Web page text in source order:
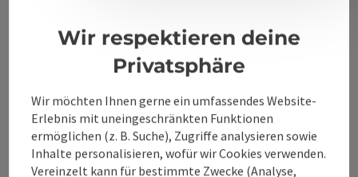
Alpenland Tourismus GmbH
4580 Windischgarsten
+43 50 360 360 360
Wir respektieren deine
Privatsphäre
Wir möchten Ihnen gerne ein umfassendes Website-
Erlebnis mit uneingeschränkten Funktionen
ermöglichen (z. B. Suche), Zugriffe analysieren sowie
Inhalte personalisieren, wofür wir Cookies verwenden.
Vereinzelt kann für bestimmte Zwecke (Analyse,